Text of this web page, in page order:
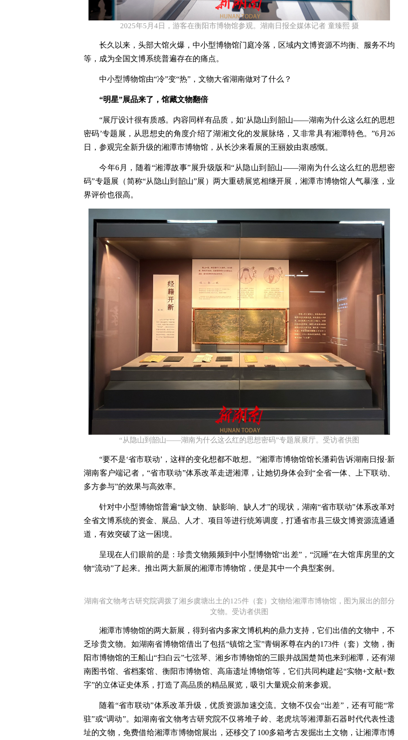
2025年5月4日，游客在衡阳市博物馆参观。湖南日报全媒体记者 童臻熙 摄​
长久以来，头部大馆火爆，中小型博物馆门庭冷落，区域内文博资源不均衡、服务不均
等，成为全国文博系统普遍存在的痛点。
中小型博物馆由“冷”变“热”，文物大省湖南做对了什么？
“明星”展品来了，馆藏文物翻倍
“展厅设计很有质感。内容同样有品质，如‘从隐山到韶山——湖南为什么这么红的思想
密码’专题展，从思想史的角度介绍了湖湘文化的发展脉络，又非常具有湘潭特色。”6月26
日，参观完全新升级的湘潭市博物馆，从长沙来看展的王丽姣由衷感慨。
今年6月，随着“湘潭故事”展升级版和“从隐山到韶山——湖南为什么这么红的思想密
码”专题展（简称“从隐山到韶山”展）两大重磅展览相继开展，湘潭市博物馆人气暴涨，业
界评价也很高。
“从隐山到韶山——湖南为什么这么红的思想密码”专题展​展厅。受访者供图
“要不是‘省市联动’，这样的变化想都不敢想。”湘潭市博物馆馆长潘莉告诉湖南日报·新
湖南客户端记者，“省市联动”体系改革走进湘潭，让她切身体会到“全省一体、上下联动、
多方参与”的效果与高效率。
针对中小型博物馆普遍“缺文物、缺影响、缺人才”的现状，湖南“省市联动”体系改革对
全省文博系统的资金、展品、人才、项目等进行统筹调度，打通省市县三级文博资源流通通
道，有效突破了这一困境。
呈现在人们眼前的是：珍贵文物频频到中小型博物馆“出差”，“沉睡”在大馆库房里的文
物“流动”了起来。推出两大新展的湘潭市博物馆，便是其中一个典型案例。
湖南省文物考古研究院调拨了湘乡虞塘出土的125件（套）文物给湘潭市博物馆，图为展出的部分
文物。​受访者供图
湘潭市博物馆的两大新展，得到省内多家文博机构的鼎力支持，它们出借的文物中，不
乏珍贵文物。如湖南省博物馆借出了包括“镇馆之宝”青铜豕尊在内的173件（套）文物，衡
阳市博物馆的王船山“扫白云”七弦琴、湘乡市博物馆的三眼井战国楚简也来到湘潭，还有湖
南图书馆、省档案馆、衡阳市博物馆、高庙遗址博物馆等，它们共同构建起“实物+文献+数
字”的立体证史体系，打造了高品质的精品展览，吸引大量观众前来参观。
随着“省市联动”体系改革升级，优质资源加速交流。文物不仅会“出差”，还有可能“常
驻”或“调动”。如湖南省文物考古研究院不仅将堆子岭、老虎坑等湘潭新石器时代代表性遗
址的文物，免费借给湘潭市博物馆展出，还移交了100多箱考古发掘出土文物，让湘潭市博